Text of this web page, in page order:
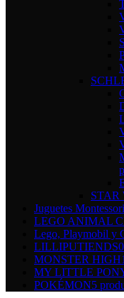
STAR
Juguetes Montessori
LEGO ANIMAL
Lego, Playmobil y
LILLIPUTIENDS
MONSTER HIGH
MY LITTLE
POKÉMON5